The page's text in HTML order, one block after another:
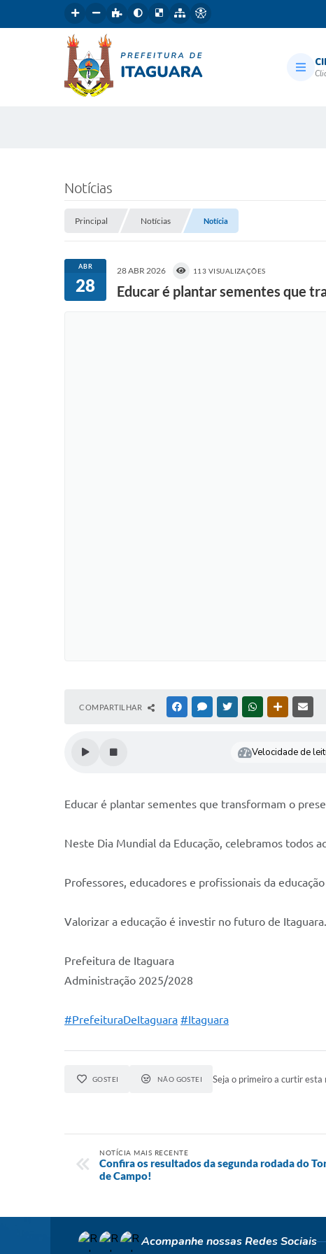
Notícias
Principal Notícias Notícia
ABR
28
28 ABR 2026 113 VISUALIZAÇÕES
Educar é plantar sementes que
COMPARTILHAR FACEBOOKMESSENGER
TWITTERWHATSAPPOUTRAS
Velocidade de
Educar é plantar sementes que transformam o
Neste Dia Mundial da Educação, celebramos todos
Professores, educadores e profissionais da
Valorizar a educação é investir no futuro de Itaguara.
Prefeitura de Itaguara
Administração 2025/2028
#PrefeituraDeItaguara #Itaguara
GOSTEI NÃO GOSTEI Seja o primeiro a curtir esta
NOTÍCIA MAIS RECENTE
Confira os resultados da segunda rodada do
de Campo!
Acompanhe nossas Redes Sociais